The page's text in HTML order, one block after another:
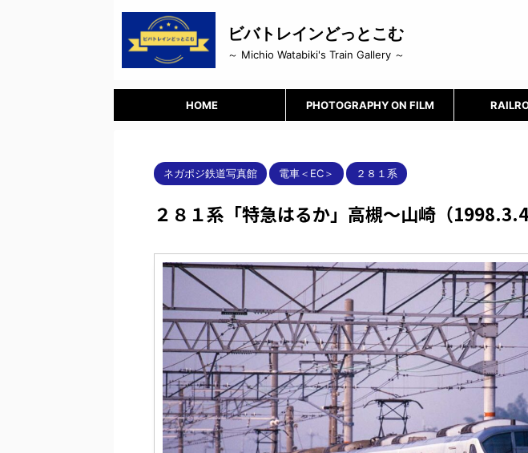
ビバトレインどっとこむ
～ Michio Watabiki's Train Gallery ～
HOME PHOTOGRAPHY ON FILM
ネガポジ鉄道写真館 電車＜EC＞ ２８１系
２８１系「特急はるか」高槻～山崎（1998.3.4